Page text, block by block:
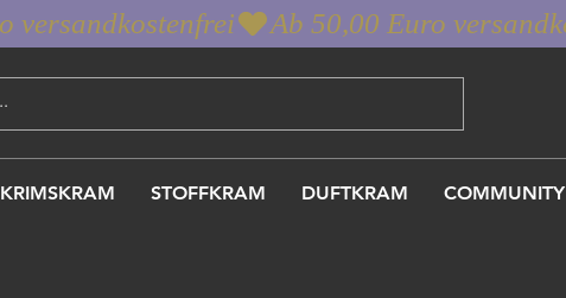
KRIMSKRAM STOFFKRAM DUFTKRAM COMMUNITY